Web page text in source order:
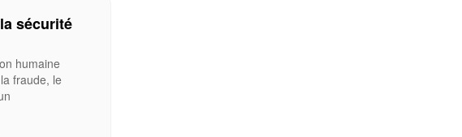
sécurité
humaine
fraude, le